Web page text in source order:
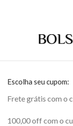
Escolha seu cupom:
Frete grátis com o
100,00 off com o